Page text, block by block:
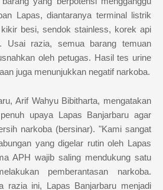
Lapas, diantaranya terminal listrik
besi, sendok stainless, korek api
Usai razia, semua barang temuan
oleh petugas. Hasil tes urine
juga menunjukkan negatif narkoba.
Arif Wahyu Bibitharta, mengatakan
upaya Lapas Banjarbaru agar
narkoba (bersinar). "Kami sangat
yang digelar rutin oleh Lapas
APH wajib saling mendukung satu
pemberantasan narkoba.
razia ini, Lapas Banjarbaru menjadi